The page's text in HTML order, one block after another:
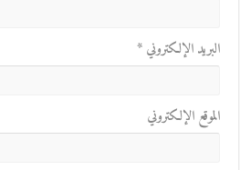
البريد الإلكتروني*
الموقع الإلكتروني